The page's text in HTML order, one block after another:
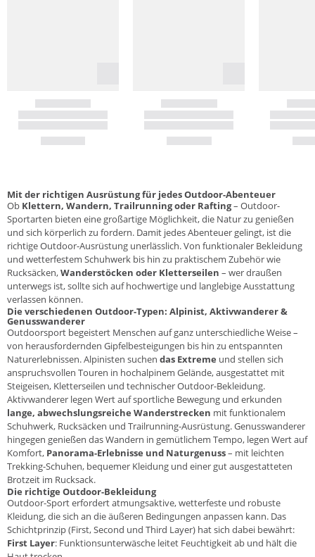
Mit der richtigen Ausrüstung für jedes Outdoor-Abenteuer
Ob Klettern, Wandern, Trailrunning oder Rafting– Outdoor-
Sportarten bieten eine großartige Möglichkeit, die Natur zu genießen
und sich körperlich zu fordern. Damit jedes Abenteuer gelingt, ist die
richtige Outdoor-Ausrüstung unerlässlich. Von funktionaler Bekleidung
und wetterfestem Schuhwerk bis hin zu praktischem Zubehör wie
Rucksäcken,Wanderstöcken oder Kletterseilen – wer draußen
unterwegs ist, sollte sich auf hochwertige und langlebige Ausstattung
verlassen können.
Die verschiedenen Outdoor-Typen: Alpinist, Aktivwanderer &
Genusswanderer
Outdoorsport begeistert Menschen auf ganz unterschiedliche Weise –
von herausfordernden Gipfelbesteigungen bis hin zu entspannten
Naturerlebnissen.Alpinisten suchen das Extreme und stellen sich
anspruchsvollen Touren in hochalpinem Gelände, ausgestattet mit
Steigeisen, Kletterseilen und technischer Outdoor-Bekleidung.
Aktivwanderer legen Wert auf sportliche Bewegung und erkunden
lange, abwechslungsreiche Wanderstrecken mit funktionalem
Schuhwerk, Rucksäcken und Trailrunning-Ausrüstung.Genusswanderer
hingegen genießen das Wandern in gemütlichem Tempo, legen Wert auf
Komfort, Panorama-Erlebnisse und Naturgenuss– mit leichten
Trekking-Schuhen, bequemer Kleidung und einer gut ausgestatteten
Brotzeit im Rucksack.
Die richtige Outdoor-Bekleidung
Outdoor-Sport erfordert atmungsaktive, wetterfeste und robuste
Kleidung, die sich an die äußeren Bedingungen anpassen kann. Das
Schichtprinzip (First, Second und Third Layer) hat sich dabei bewährt:
First Layer: Funktionsunterwäsche leitet Feuchtigkeit ab und hält die